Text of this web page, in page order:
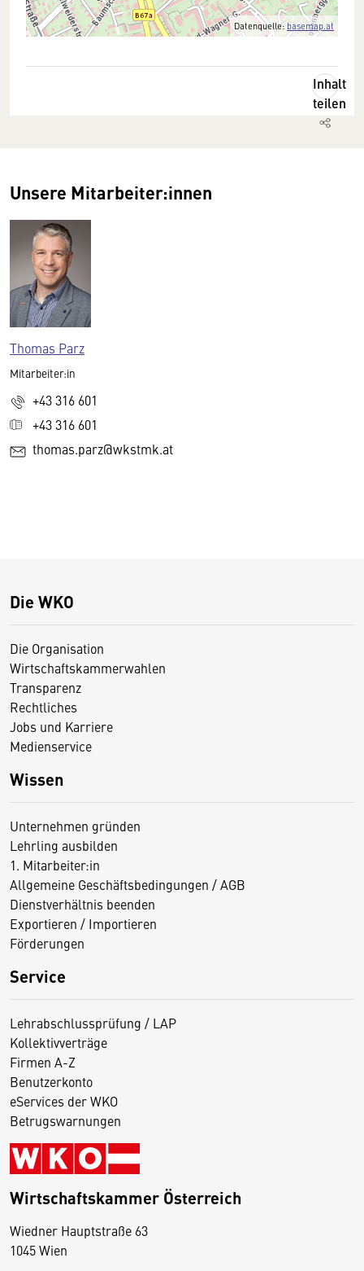
Datenquelle: basemap.at
Inhalt
teilen
Unsere Mitarbeiter:innen
Thomas Parz
Mitarbeiter:in
+43 316 601
+43 316 601
thomas.parz@wkstmk.at
Die WKO
Die Organisation
Wirtschaftskammerwahlen
Transparenz
Rechtliches
Jobs und Karriere
Medienservice
Wissen
Unternehmen gründen
Lehrling ausbilden
1. Mitarbeiter:in
Allgemeine Geschäftsbedingungen / AGB
Dienstverhältnis beenden
Exportieren / Importieren
Förderungen
Service
Lehrabschlussprüfung / LAP
Kollektivverträge
Firmen A-Z
Benutzerkonto
eServices der WKO
Betrugswarnungen
Wirtschaftskammer Österreich
Wiedner Hauptstraße 63
1045 Wien
D